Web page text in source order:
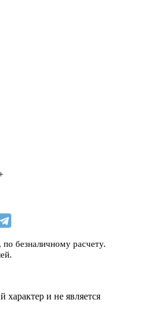
безналичному расчету.
и не является